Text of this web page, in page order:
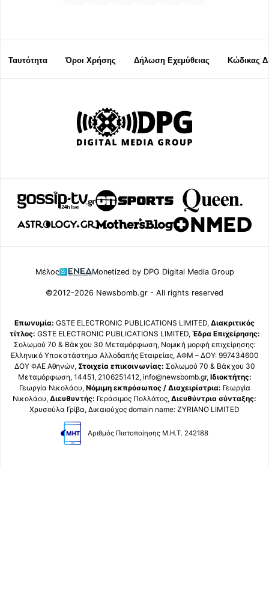
Ταυτότητα Όροι Χρήσης Δήλωση Εχεμύθειας Κώδικας
Μέλος Monetized by DPG Digital Media Group
©2012-2026 Newsbomb.gr - All rights reserved
Επωνυμία: GSTE ELECTRONIC PUBLICATIONS LIMITED, Διακριτικός
τίτλος: GSTE ELECTRONIC PUBLICATIONS LIMITED, Έδρα Επιχείρησης:
Σολωμού 70 & Βάκχου 30 Μεταμόρφωση, Νομική μορφή επιχείρησης:
Ελληνικό Υποκατάστημα Αλλοδαπής Εταιρείας, ΑΦΜ – ΔΟΥ: 997434600
ΔΟΥ ΦΑΕ Αθηνών, Στοιχεία επικοινωνίας: Σολωμού 70 & Βάκχου 30
Μεταμόρφωση, 14451, 2106251412, info@newsbomb.gr, Ιδιοκτήτης:
Γεωργία Νικολάου, Νόμιμη εκπρόσωπος / Διαχειρίστρια: Γεωργία
Νικολάου, Διευθυντής: Γεράσιμος Πολλάτος, Διευθύντρια σύνταξης:
Χρυσούλα Γρίβα, Δικαιούχος domain name: ZYRIANO LIMITED
Αριθμός Πιστοποίησης Μ.Η.Τ. 242188